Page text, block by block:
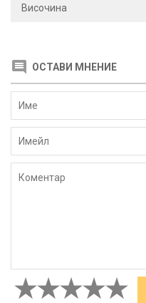
Височина
ОСТАВИ МНЕНИЕ